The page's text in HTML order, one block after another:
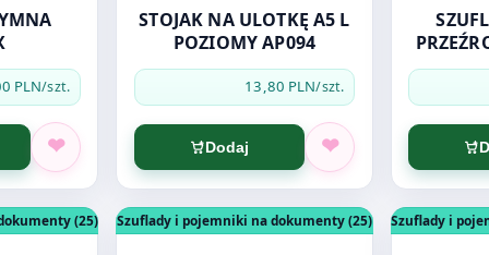
PLN/szt.
STOJAK NA ULOTKĘ A5 L
POZIOMY AP094
13,80 PLN/szt.
Dodaj
empen
NA ULOTKĘ A4 L EKO PION AP254
(25) Otwórz produkt: STOJAK NA ULOTKI A4
Szuflady i pojemniki na dokumenty (25) Otwórz
Szuflady i